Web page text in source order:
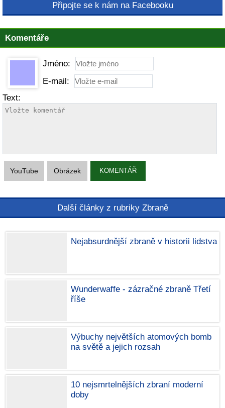
Připojte se k nám na Facebooku
Komentáře
Jméno:
E-mail:
Text:
YouTube Obrázek KOMENTÁŘ
Další články z rubriky Zbraně
Nejabsurdnější zbraně v historii lidstva
Wunderwaffe - zázračné zbraně Třetí
říše
Výbuchy největších atomových bomb
na světě a jejich rozsah
10 nejsmrtelnějších zbraní moderní
doby